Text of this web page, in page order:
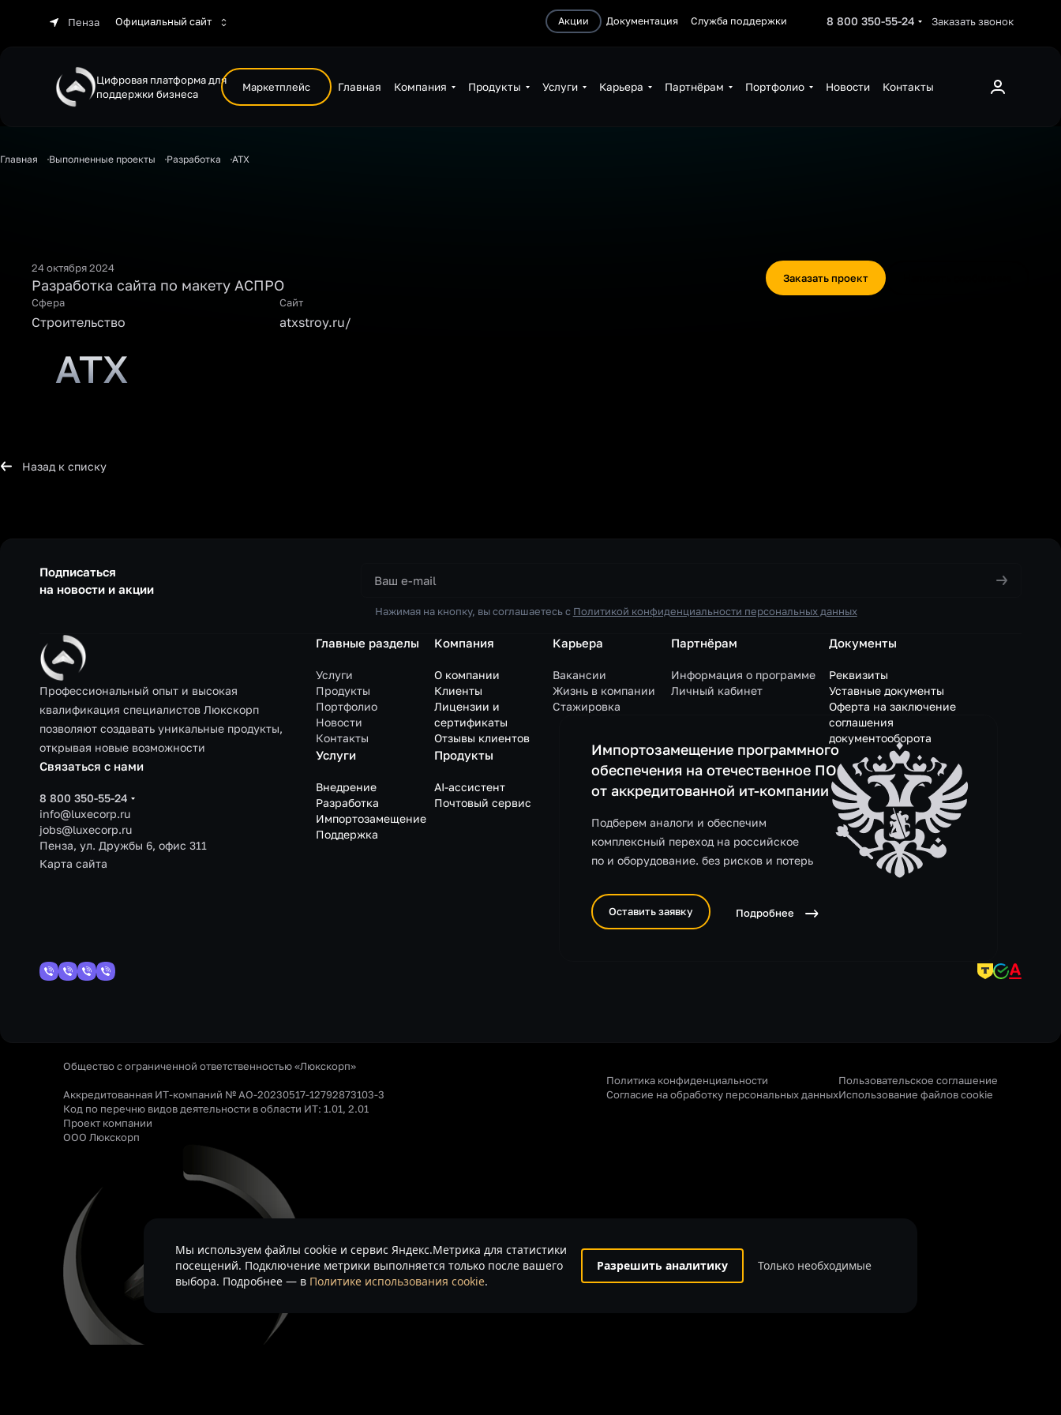
Пенза Официальный сайт Акции Документация Служба поддержки 8 800 350-55-24 Заказать звонок
Цифровая платформа для
поддержки бизнеса
Маркетплейс Главная Компания Продукты Услуги Карьера Партнёрам Портфолио Новости Контакты
Главная Выполненные проекты Разработка ATX
24 октября 2024
Разработка сайта по макету АСПРО
Сфера
Строительство
Сайт
atxstroy.ru/
Заказать проект
ATX
Назад к списку
Подписаться
на новости и акции
Нажимая на кнопку, вы соглашаетесь с Политикой конфиденциальности персональных данных
Профессиональный опыт и высокая
квалификация специалистов Люкскорп
позволяют создавать уникальные продукты,
открывая новые возможности
Связаться с нами
8 800 350-55-24
info@luxecorp.ru
jobs@luxecorp.ru
Пенза, ул. Дружбы 6, офис 311
Карта сайта
Главные разделы
Услуги
Продукты
Портфолио
Новости
Контакты
Компания
О компании
Клиенты
Лицензии и
сертификаты
Отзывы клиентов
Карьера
Вакансии
Жизнь в компании
Стажировка
Партнёрам
Информация о программе
Личный кабинет
Документы
Реквизиты
Уставные документы
Оферта на заключение
соглашения
документооборота
Услуги
Внедрение
Разработка
Импортозамещение
Поддержка
Продукты
AI-ассистент
Почтовый сервис
Импортозамещение программного
обеспечения на отечественное ПО
от аккредитованной ит-компании
Подберем аналоги и обеспечим
комплексный переход на российское
по и оборудование. без рисков и потерь
Оставить заявку Подробнее
Общество с ограниченной ответственностью «Люкскорп»
Аккредитованная ИТ-компаний № АО-20230517-12792873103-3
Код по перечню видов деятельности в области ИТ: 1.01, 2.01
Политика конфиденциальности
Согласие на обработку персональных данных
Пользовательское соглашение
Использование файлов cookie
Проект компании
ООО Люкскорп
Мы используем файлы cookie и сервис Яндекс.Метрика для статистики
посещений. Подключение метрики выполняется только после вашего
выбора. Подробнее — в Политике использования cookie.
Разрешить аналитику Только необходимые